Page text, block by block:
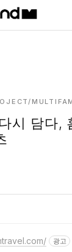
시 담다,
광고